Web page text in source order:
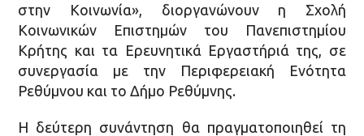
στην Κοινωνία», διοργανώνουν η Σχολή
Κοινωνικών Επιστημών του Πανεπιστημίου
Κρήτης και τα Ερευνητικά Εργαστήριά της, σε
συνεργασία με την Περιφερειακή Ενότητα
Ρεθύμνου και το Δήμο Ρεθύμνης.
Η δεύτερη συνάντηση θα πραγματοποιηθεί τη